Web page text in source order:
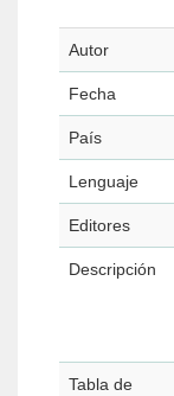
Autor
Fecha
País
Lenguaje
Editores
Descripción
Tabla de